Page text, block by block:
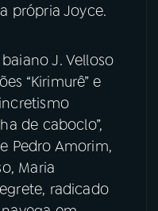
própria Joyce.
J. Velloso
“Kirimurê” e
de caboclo”,
Pedro Amorim,
Maria
radicado